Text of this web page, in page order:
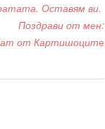
Оставям ви.
Поздрави от мен:
от Картишоците